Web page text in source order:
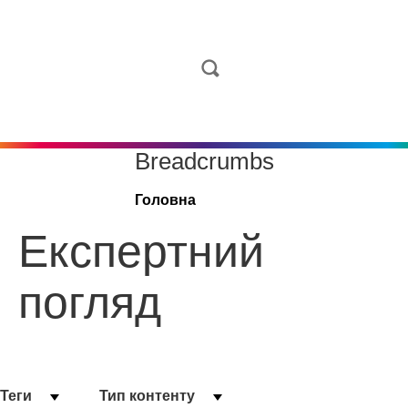
Breadcrumbs
Головна
Експертний
погляд
Теги Тип контенту